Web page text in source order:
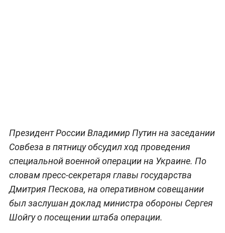
Президент России Владимир Путин на заседании
Совбеза в пятницу обсудил ход проведения
специальной военной операции на Украине. По
словам пресс-секретаря главы государства
Дмитрия Пескова, на оперативном совещании
был заслушан доклад министра обороны Сергея
Шойгу о посещении штаба операции.